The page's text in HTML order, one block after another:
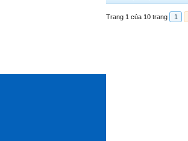
Trang 1 của 10 trang 1